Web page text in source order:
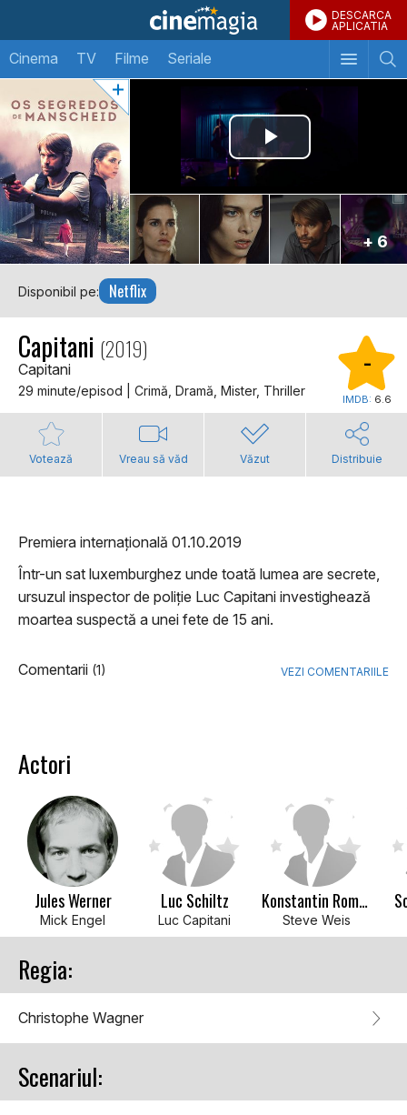
DESCARCA
APLICATIA
Cinema TV Filme Seriale
+ 6
Disponibil pe: Netflix
Capitani (2019)
Capitani
29 minute/episod | Crimă, Dramă, Mister, Thriller
-
IMDB: 6.6
Votează Vreau să văd Văzut Distribuie
Premiera internațională 01.10.2019
Într-un sat luxemburghez unde toată lumea are secrete,
ursuzul inspector de poliție Luc Capitani investighează
moartea suspectă a unei fete de 15 ani.
Comentarii (1) VEZI COMENTARIILE
Actori
Jules Werner
Mick Engel
Luc Schiltz
Luc Capitani
Konstantin Rommelfangen
Steve Weis
Regia:
Christophe Wagner
Scenariul: